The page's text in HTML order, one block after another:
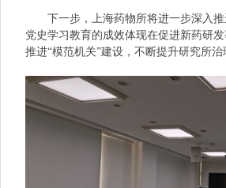
下一步，上海药物所将进一步深入推
党史学习教育的成效体现在促进新药研
推进“模范机关”建设，不断提升研究所治